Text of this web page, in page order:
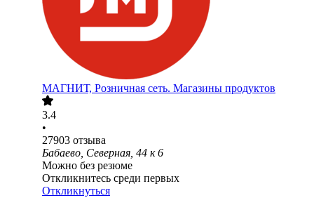
МАГНИТ, Розничная сеть. Магазины продуктов
3.4
•
27903 отзыва
Бабаево, Северная, 44 к 6
Можно без резюме
Откликнитесь среди первых
Откликнуться